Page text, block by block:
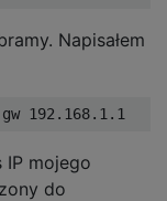
Napisałem
IP mojego
do